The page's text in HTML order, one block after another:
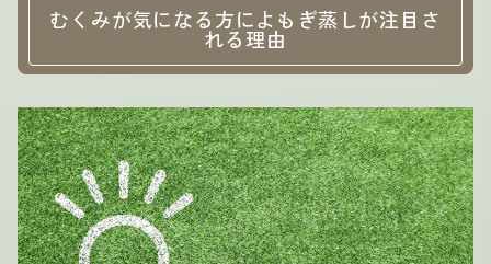
むくみが気になる方によもぎ蒸しが注目さ
れる理由